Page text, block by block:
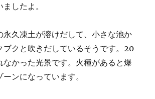
したよ。
永久凍土が溶けだして、小さな池か
ブクと吹きだしているそうです。20
なかった光景です。火種があると爆
ンになっています。